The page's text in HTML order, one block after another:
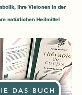
ihre Visionen in der
natürlichen Heilmittel
DAS BUCH